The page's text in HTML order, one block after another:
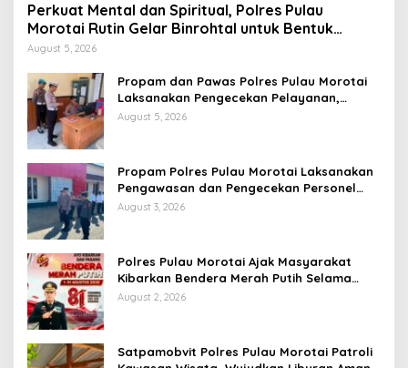
Perkuat Mental dan Spiritual, Polres Pulau
Morotai Rutin Gelar Binrohtal untuk Bentuk
Personel Berintegritas
August 5, 2026
Propam dan Pawas Polres Pulau Morotai
Laksanakan Pengecekan Pelayanan,
Pastikan Masyarakat Mendapat
August 5, 2026
Propam Polres Pulau Morotai Laksanakan
Pengawasan dan Pengecekan Personel
Saat Apel Serah Terima Piket Fungsi
August 3, 2026
Polres Pulau Morotai Ajak Masyarakat
Kibarkan Bendera Merah Putih Selama
Bulan Kemerdekaan
August 2, 2026
Satpamobvit Polres Pulau Morotai Patroli